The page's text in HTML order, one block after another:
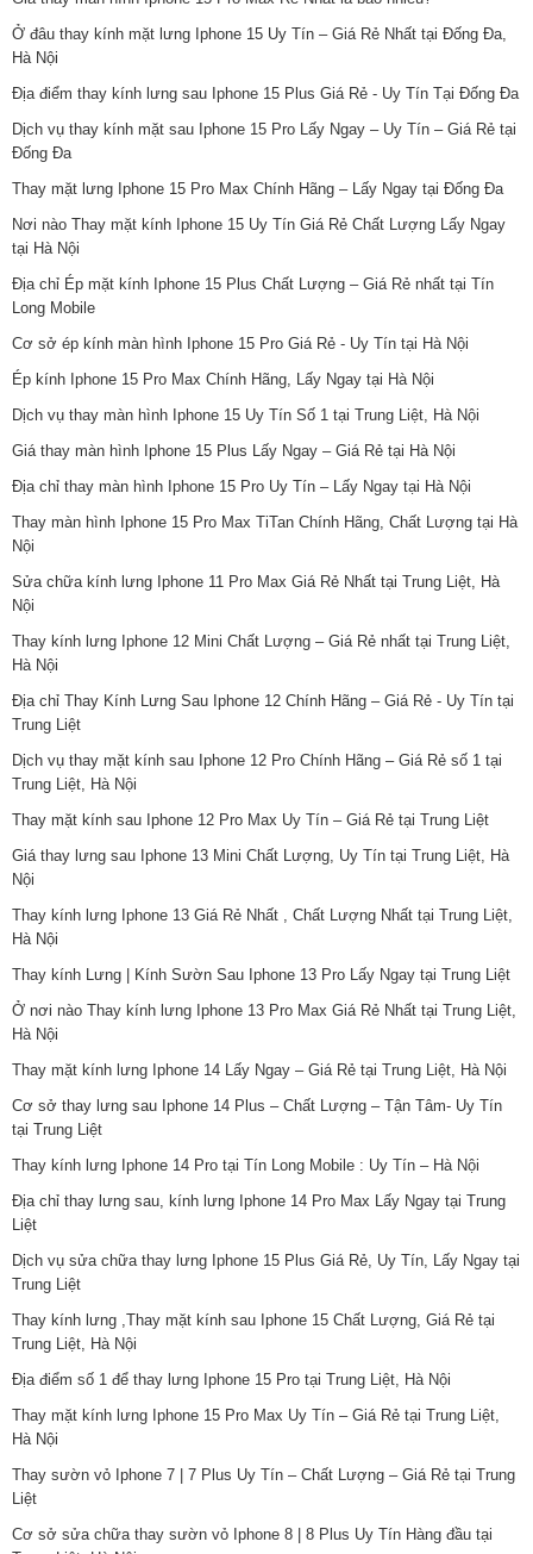
Ở đâu thay kính mặt lưng Iphone 15 Uy Tín – Giá Rẻ Nhất tại Đống Đa,
Hà Nội
Địa điểm thay kính lưng sau Iphone 15 Plus Giá Rẻ - Uy Tín Tại Đống Đa
Dịch vụ thay kính mặt sau Iphone 15 Pro Lấy Ngay – Uy Tín – Giá Rẻ tại
Đống Đa
Thay mặt lưng Iphone 15 Pro Max Chính Hãng – Lấy Ngay tại Đống Đa
Nơi nào Thay mặt kính Iphone 15 Uy Tín Giá Rẻ Chất Lượng Lấy Ngay
tại Hà Nội
Địa chỉ Ép mặt kính Iphone 15 Plus Chất Lượng – Giá Rẻ nhất tại Tín
Long Mobile
Cơ sở ép kính màn hình Iphone 15 Pro Giá Rẻ - Uy Tín tại Hà Nội
Ép kính Iphone 15 Pro Max Chính Hãng, Lấy Ngay tại Hà Nội
Dịch vụ thay màn hình Iphone 15 Uy Tín Số 1 tại Trung Liệt, Hà Nội
Giá thay màn hình Iphone 15 Plus Lấy Ngay – Giá Rẻ tại Hà Nội
Địa chỉ thay màn hình Iphone 15 Pro Uy Tín – Lấy Ngay tại Hà Nội
Thay màn hình Iphone 15 Pro Max TiTan Chính Hãng, Chất Lượng tại Hà
Nội
Sửa chữa kính lưng Iphone 11 Pro Max Giá Rẻ Nhất tại Trung Liệt, Hà
Nội
Thay kính lưng Iphone 12 Mini Chất Lượng – Giá Rẻ nhất tại Trung Liệt,
Hà Nội
Địa chỉ Thay Kính Lưng Sau Iphone 12 Chính Hãng – Giá Rẻ - Uy Tín tại
Trung Liệt
Dịch vụ thay mặt kính sau Iphone 12 Pro Chính Hãng – Giá Rẻ số 1 tại
Trung Liệt, Hà Nội
Thay mặt kính sau Iphone 12 Pro Max Uy Tín – Giá Rẻ tại Trung Liệt
Giá thay lưng sau Iphone 13 Mini Chất Lượng, Uy Tín tại Trung Liệt, Hà
Nội
Thay kính lưng Iphone 13 Giá Rẻ Nhất , Chất Lượng Nhất tại Trung Liệt,
Hà Nội
Thay kính Lưng | Kính Sườn Sau Iphone 13 Pro Lấy Ngay tại Trung Liệt
Ở nơi nào Thay kính lưng Iphone 13 Pro Max Giá Rẻ Nhất tại Trung Liệt,
Hà Nội
Thay mặt kính lưng Iphone 14 Lấy Ngay – Giá Rẻ tại Trung Liệt, Hà Nội
Cơ sở thay lưng sau Iphone 14 Plus – Chất Lượng – Tận Tâm- Uy Tín
tại Trung Liệt
Thay kính lưng Iphone 14 Pro tại Tín Long Mobile : Uy Tín – Hà Nội
Địa chỉ thay lưng sau, kính lưng Iphone 14 Pro Max Lấy Ngay tại Trung
Liệt
Dịch vụ sửa chữa thay lưng Iphone 15 Plus Giá Rẻ, Uy Tín, Lấy Ngay tại
Trung Liệt
Thay kính lưng ,Thay mặt kính sau Iphone 15 Chất Lượng, Giá Rẻ tại
Trung Liệt, Hà Nội
Địa điểm số 1 để thay lưng Iphone 15 Pro tại Trung Liệt, Hà Nội
Thay mặt kính lưng Iphone 15 Pro Max Uy Tín – Giá Rẻ tại Trung Liệt,
Hà Nội
Thay sườn vỏ Iphone 7 | 7 Plus Uy Tín – Chất Lượng – Giá Rẻ tại Trung
Liệt
Cơ sở sửa chữa thay sườn vỏ Iphone 8 | 8 Plus Uy Tín Hàng đầu tại